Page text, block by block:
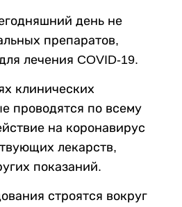
день не
препаратов,
лечения COVID-19.
клинических
проводятся по всему
на коронавирус
лекарств,
показаний.
строятся вокруг